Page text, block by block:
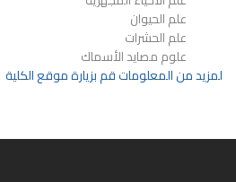
علم الحيوان
علم الحشرات
علوم مصايد الأسماك
لمزيد من المعلومات قم بزيارة موقع الكلية